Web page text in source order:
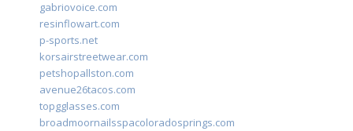
gabriovoice.com
resinflowart.com
p-sports.net
korsairstreetwear.com
petshopallston.com
avenue26tacos.com
topgglasses.com
broadmoornailsspacoloradosprings.com